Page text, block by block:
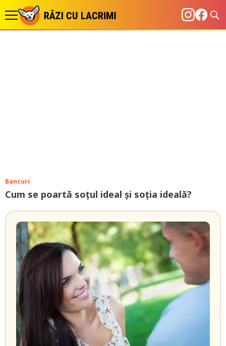
Bancuri
Cum se poartă soțul ideal și soția ideală?